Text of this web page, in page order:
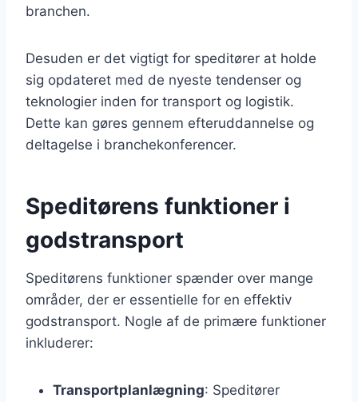
branchen.
Desuden er det vigtigt for speditører at holde
sig opdateret med de nyeste tendenser og
teknologier inden for transport og logistik.
Dette kan gøres gennem efteruddannelse og
deltagelse i branchekonferencer.
Speditørens funktioner i
godstransport
Speditørens funktioner spænder over mange
områder, der er essentielle for en effektiv
godstransport. Nogle af de primære funktioner
inkluderer:
Transportplanlægning: Speditører